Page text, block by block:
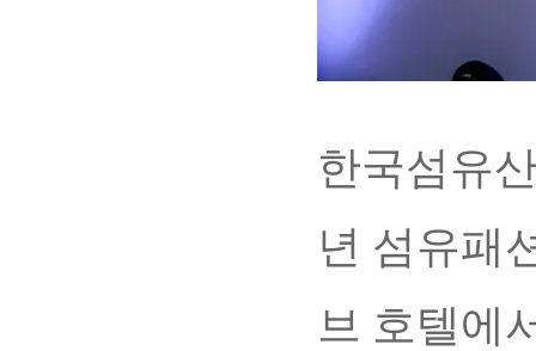
한국섬유
년 섬유패
브 호텔에